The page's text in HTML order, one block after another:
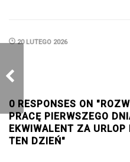
20 LUTEGO 2026
0 RESPONSES ON
PRACĘ PIERWSZEGO
EKWIWALENT ZA
TEN DZIEŃ"